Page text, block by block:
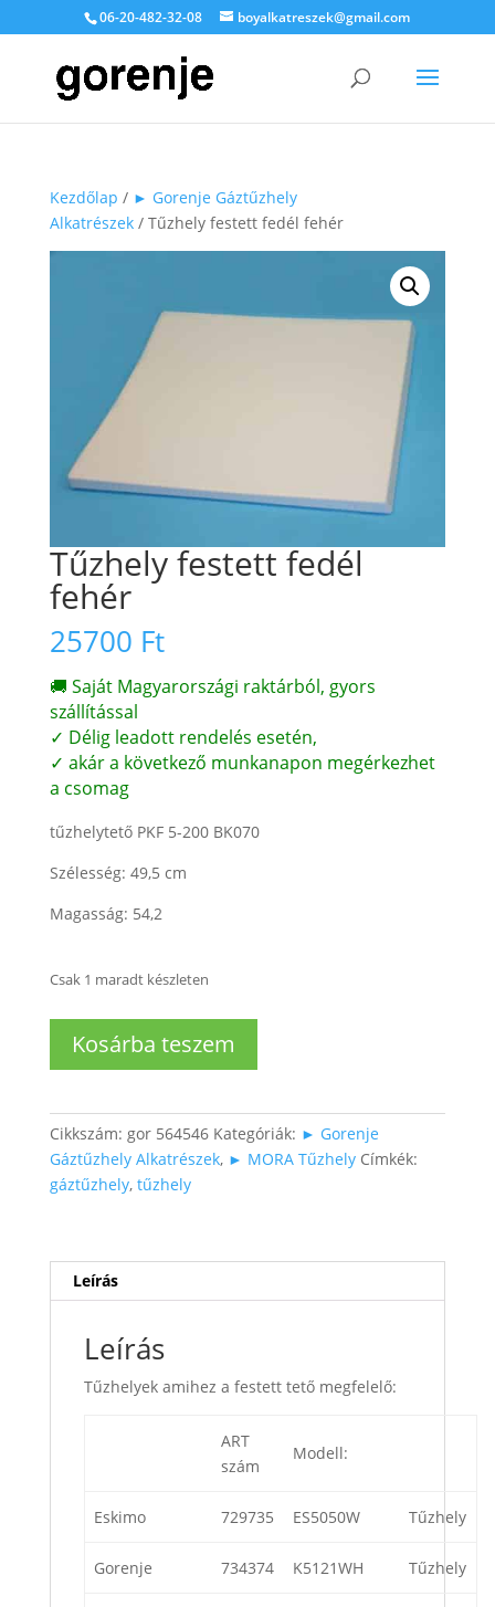
06-20-482-32-08 boyalkatreszek@gmail.com
Kezdőlap / ► Gorenje Gáztűzhely
Alkatrészek/ Tűzhely festett fedél fehér
Tűzhely festett fedél
fehér
25700 Ft
🚚 Saját Magyarországi raktárból, gyors
szállítással
✓ Délig leadott rendelés esetén,
✓ akár a következő munkanapon megérkezhet
a csomag
tűzhelytető PKF 5-200 BK070
Szélesség: 49,5 cm
Magasság: 54,2
Csak 1 maradt készleten
festett
mennyiség
Kosárba teszem
Cikkszám: gor 564546 Kategóriák: ► Gorenje
Gáztűzhely Alkatrészek, ► MORA Tűzhely Címkék:
gáztűzhely, tűzhely
Leírás
Leírás
Tűzhelyek amihez a festett tető megfelelő:
ART
szám
Modell:
Eskimo 729735 ES5050W Tűzhely
Gorenje 734374 K5121WH Tűzhely